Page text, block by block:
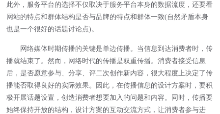
此外，服务平台的选择不仅取决于服务平台本身的数据流度，还要看
网站的特点和群体结构是否与品牌的特点和群体一致(自然矛盾本身
也是一个很好的话题讨论点)。
网络媒体时期传播的关键是单边传播。当信息到达消费者时，传
播就结束了。然而，网络时代的传播是双重传播。消费者接受信息
后，是否愿意参与、分享、评二次创作新内容，很大程度上决定了传
播能否取得良好的实际效果。因此，在传播信息的设计方案时，要积
极开展话题设置，创造消费者想要加入的问题和内容。同时，传播要
始终保持开放的结构，设计方案的互动交流方式，让消费者参与进